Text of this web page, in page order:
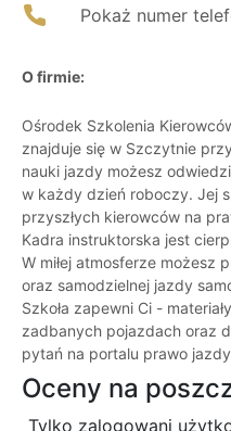
Pokaż numer
O firmie:
Ośrodek Szkolenia
znajduje się w Szczytnie
nauki jazdy możesz
w każdy dzień roboczy. Jej
przyszłych kierowców na
Kadra instruktorska jest
W miłej atmosferze możesz
oraz samodzielnej jazdy
Szkoła zapewni Ci -
zadbanych pojazdach oraz
pytań na portalu prawo
Oceny na
Tylko zalogowani